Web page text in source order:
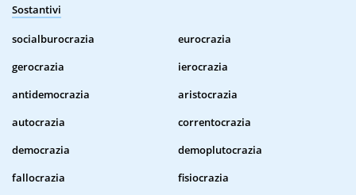
Sostantivi
socialburocrazia
eurocrazia
gerocrazia
ierocrazia
antidemocrazia
aristocrazia
autocrazia
correntocrazia
democrazia
demoplutocrazia
fallocrazia
fisiocrazia